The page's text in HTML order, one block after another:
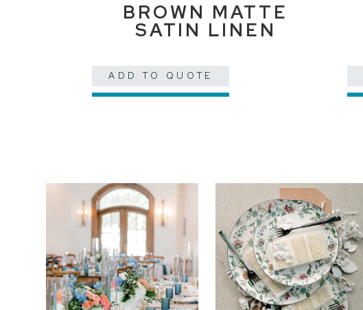
BROWN MATTE
SATIN LINEN
ADD TO QUOTE